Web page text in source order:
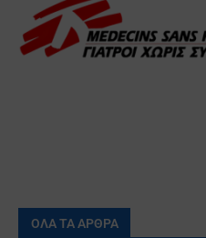
ΟΛΑ ΤΑ ΑΡΘΡΑ